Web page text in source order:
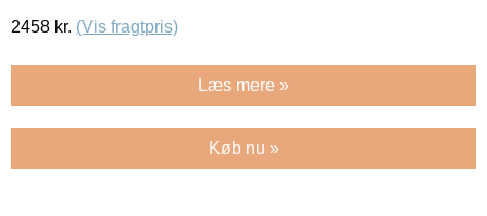
2458 kr. (Vis fragtpris)
Læs mere »
Køb nu »